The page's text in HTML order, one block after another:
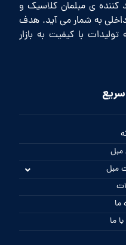
کننده ی مبلمان کلاسیک و
به شمار می آید. هدف
با کیفیت به بازار
مبل
ما
ما